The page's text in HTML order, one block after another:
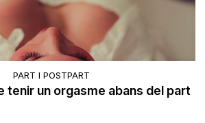
PART I POSTPART
tenir un orgasme abans del part